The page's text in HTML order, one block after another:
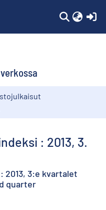
: 2013, 3.
3:e kvartalet
quarter